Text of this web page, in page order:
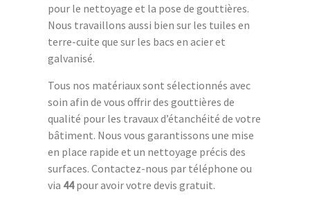
pour le nettoyage et la pose de gouttières.
Nous travaillons aussi bien sur les tuiles en
terre-cuite que sur les bacs en acier et
galvanisé.
Tous nos matériaux sont sélectionnés avec
soin afin de vous offrir des gouttières de
qualité pour les travaux d’étanchéité de votre
bâtiment. Nous vous garantissons une mise
en place rapide et un nettoyage précis des
surfaces. Contactez-nous par téléphone ou
via 44pour avoir votre devis gratuit.